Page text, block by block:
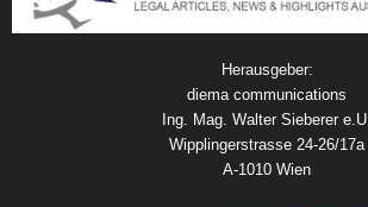
Herausgeber:
diema communications
Ing. Mag. Walter Sieberer e.U.
Wipplingerstrasse 24-26/17a
A-1010 Wien